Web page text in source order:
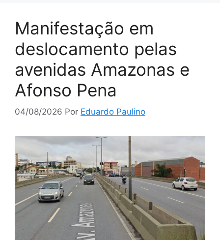
Manifestação em
deslocamento pelas
avenidas Amazonas e
Afonso Pena
04/08/2026 Por Eduardo Paulino